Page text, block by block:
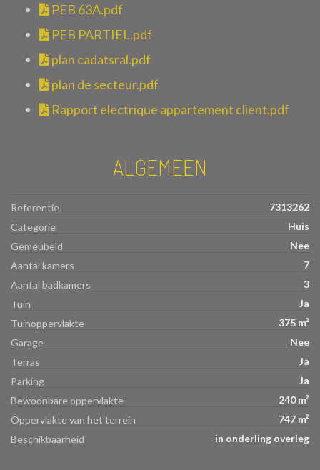
PEB 63A.pdf
PEB PARTIEL.pdf
plan cadatsral.pdf
plan de secteur.pdf
Rapport electrique appartement client.pdf
ALGEMEEN
Referentie
7313262
Categorie
Huis
Gemeubeld
Nee
Aantal kamers
7
Aantal badkamers
3
Tuin
Ja
Tuinoppervlakte
375 m²
Garage
Nee
Terras
Ja
Parking
Ja
Bewoonbare oppervlakte
240 m²
Oppervlakte van het terrein
747 m²
Beschikbaarheid
in onderling overleg